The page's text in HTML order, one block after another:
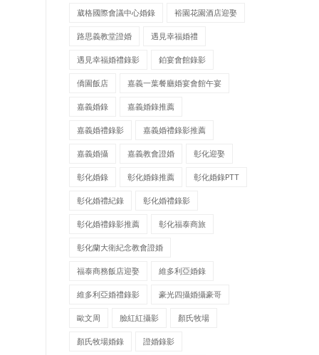
葳格國際會議中心婚錄 裕園花園酒店迎娶
路思義教堂證婚 遇見幸福婚禮
遇見幸福婚禮錄影 鉑宴會館錄影
僑園飯店 嘉義一葉餐廳婚宴會館午宴
嘉義婚錄 嘉義婚錄推薦
嘉義婚禮錄影 嘉義婚禮錄影推薦
嘉義婚攝 嘉義教會證婚 彰化迎娶
彰化婚錄 彰化婚錄推薦 彰化婚錄PTT
彰化婚禮紀錄 彰化婚禮錄影
彰化婚禮錄影推薦 彰化福泰商旅
彰化蘭大衛紀念教會證婚
福泰商務飯店迎娶 維多利亞婚錄
維多利亞婚禮錄影 豪光四攝婚攝豪哥
歐文周 臉紅紅攝影 顏氏牧場
顏氏牧場婚錄 證婚錄影